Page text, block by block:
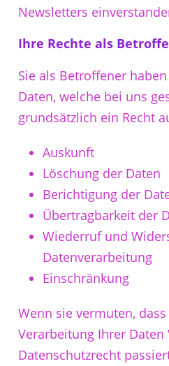
Newsletters
Ihre Rechte als
Sie als Betroffener
Daten, welche bei uns
grundsätzlich ein Recht
Auskunft
Löschung der Daten
Berichtigung der
Übertragbarkeit der
Wiederruf und
Datenverarbeitung
Einschränkung
Wenn sie vermuten,
Verarbeitung Ihrer Daten
Datenschutzrecht